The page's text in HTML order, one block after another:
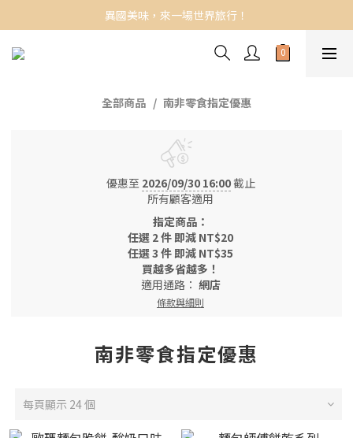
異國美味，來一場世界旅行！
全部商品 南非零食指定優惠
優惠至 2026/09/30 16:00截止
所有顧客適用
指定商品：
任選 2 件 即減 NT$20
任選 3 件 即減 NT$35
買越多省越多！
適用通路： 網店
條款與細則
南非零食指定優惠
每頁顯示 24 個